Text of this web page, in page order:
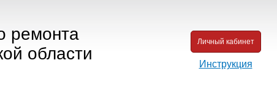
ремонта
области
Личный кабинет
Инструкция